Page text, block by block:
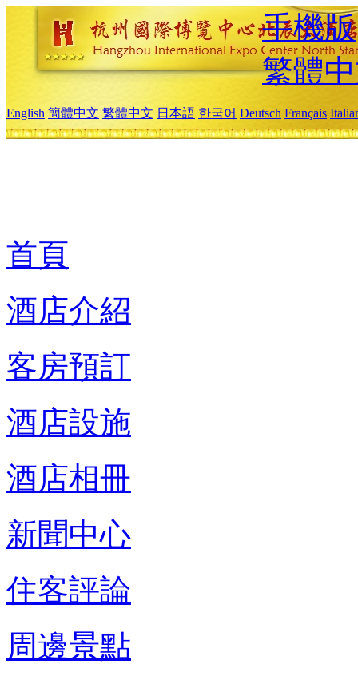
手機版
繁體
English 簡體中文 繁體中文 日本語 한국어 Deutsch Français
首頁
酒店介紹
客房預訂
酒店設施
酒店相冊
新聞中心
住客評論
周邊景點